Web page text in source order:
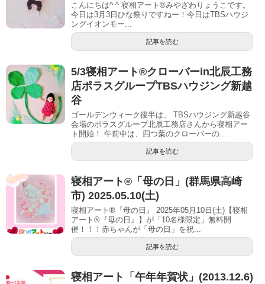
こんにちは^ ^ 寝相アート®︎みやざわりょうこです。
今日は3月3日ひな祭りですねー！今日はTBSハウジ
ングイオンモー...
記事を読む
5/3寝相アート®︎クローバーin北辰工務
店ポラスグループTBSハウジング新越
谷
ゴールデンウィーク後半は、 TBSハウジング新越谷
会場のポラスグループ北辰工務店さんから寝相アー
ト開始！ 午前中は、四つ葉のクローバーの...
記事を読む
寝相アート®「母の日」(群馬県高崎
市) 2025.05.10(土)
寝相アート®『母の日』 2025年05月10日(土)【寝相
アート®︎『母の日』】が「10名様限定」無料開
催！！！赤ちゃんが「母の日」を祝...
記事を読む
寝相アート「午年年賀状」(2013.12.6)